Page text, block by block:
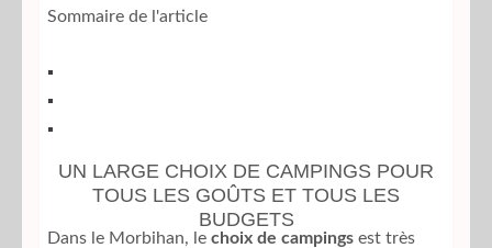
Sommaire de l'article
UN LARGE CHOIX DE CAMPINGS POUR
TOUS LES GOÛTS ET TOUS LES
BUDGETS
Dans le Morbihan, le choix de campings est très